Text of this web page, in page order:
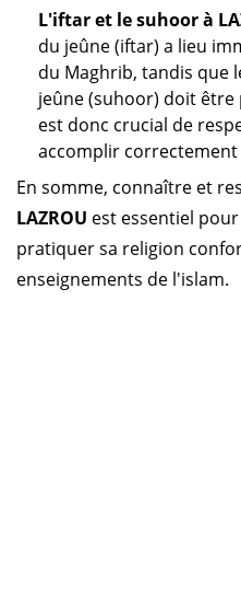
L'iftar et le suhoor à
du jeûne (iftar) a lieu
du Maghrib, tandis que
jeûne (suhoor) doit être
est donc crucial de
accomplir correctement
En somme, connaître et
LAZROU est essentiel
pratiquer sa religion
enseignements de l'islam.